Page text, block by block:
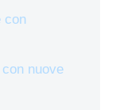
con
nuove